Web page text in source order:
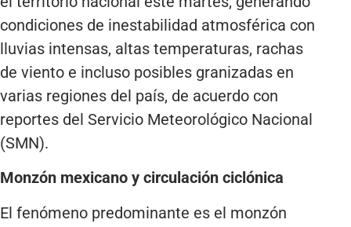
condiciones de inestabilidad atmosférica con
lluvias intensas, altas temperaturas, rachas
de viento e incluso posibles granizadas en
varias regiones del país, de acuerdo con
reportes del Servicio Meteorológico Nacional
(SMN).
Monzón mexicano y circulación ciclónica
El fenómeno predominante es el monzón